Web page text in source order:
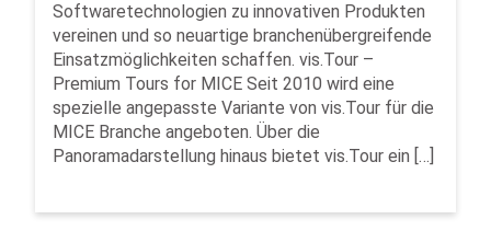
Softwaretechnologien zu innovativen Produkten
vereinen und so neuartige branchenübergreifende
Einsatzmöglichkeiten schaffen. vis.Tour –
Premium Tours for MICE Seit 2010 wird eine
spezielle angepasste Variante von vis.Tour für die
MICE Branche angeboten. Über die
Panoramadarstellung hinaus bietet vis.Tour ein […]